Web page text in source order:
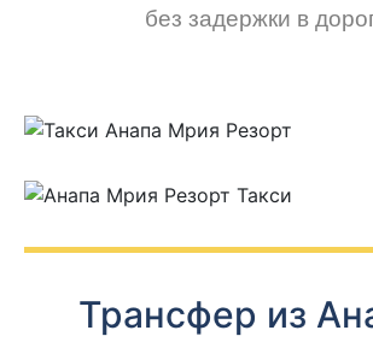
без задержки в
Трансфер из